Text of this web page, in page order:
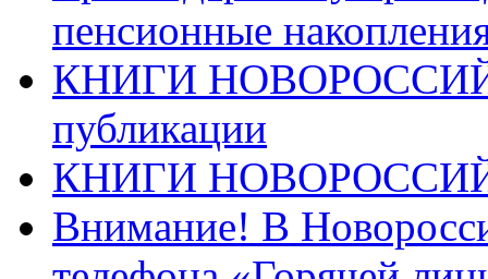
пенсионные
КНИГИ
публикации
КНИГИ
Внимание! В